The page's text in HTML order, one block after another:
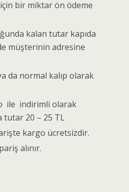
bir miktar ön ödeme
kalan tutar kapıda
müşterinin adresine
da normal kalıp olarak
ile indirimli olarak
tutar 20 – 25 TL
kargo ücretsizdir.
alınır.